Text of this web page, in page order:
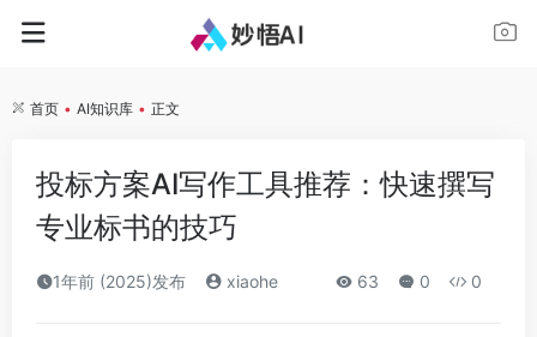
首页 • AI知识库 • 正文
投标方案AI写作工具推荐：快速撰写
专业标书的技巧
1年前 (2025)发布 xiaohe 63 0 0